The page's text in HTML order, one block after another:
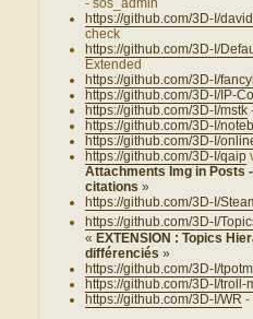
- sos_admin
https://github.com/3D-I/
check
https://github.com/3D-I/
Extended
https://github.com/3D-I/
https://github.com/3D-I/IP-
https://github.com/3D-I/mstk
https://github.com/3D-I/
https://github.com/3D-I/
https://github.com/3D-I/qaip
Attachments Img in Posts
citations»
https://github.com/3D-I/
https://github.com/3D-I/
« EXTENSION : Topics
différenciés»
https://github.com/3D-I/tpotm
https://github.com/3D-I/troll-
https://github.com/3D-I/WR -